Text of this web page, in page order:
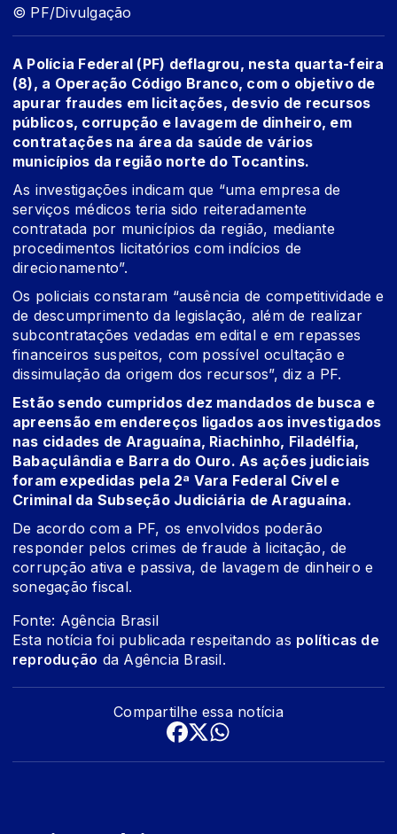
© PF/Divulgação
A Polícia Federal (PF) deflagrou, nesta quarta-feira
(8), a Operação Código Branco, com o objetivo de
apurar fraudes em licitações, desvio de recursos
públicos, corrupção e lavagem de dinheiro, em
contratações na área da saúde de vários
municípios da região norte do Tocantins.
As investigações indicam que “uma empresa de
serviços médicos teria sido reiteradamente
contratada por municípios da região, mediante
procedimentos licitatórios com indícios de
direcionamento”.
Os policiais constaram “ausência de competitividade e
de descumprimento da legislação, além de realizar
subcontratações vedadas em edital e em repasses
financeiros suspeitos, com possível ocultação e
dissimulação da origem dos recursos”, diz a PF.
Estão sendo cumpridos dez mandados de busca e
apreensão em endereços ligados aos investigados
nas cidades de Araguaína, Riachinho, Filadélfia,
Babaçulândia e Barra do Ouro. As ações judiciais
foram expedidas pela 2ª Vara Federal Cível e
Criminal da Subseção Judiciária de Araguaína.
De acordo com a PF, os envolvidos poderão
responder pelos crimes de fraude à licitação, de
corrupção ativa e passiva, de lavagem de dinheiro e
sonegação fiscal.
Fonte: Agência Brasil
Esta notícia foi publicada respeitando as políticas de
reprodução da Agência Brasil.
Compartilhe essa notícia